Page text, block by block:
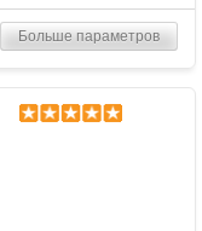
Больше параметров